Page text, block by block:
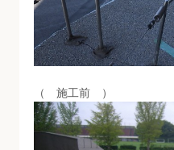
（ 施工前 ）